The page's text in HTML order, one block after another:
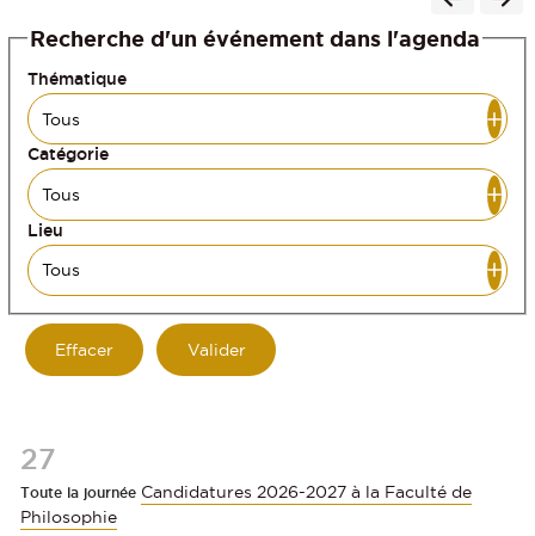
Recherche d'un événement dans l'agenda
Thématique
Catégorie
Lieu
27
Toute la journée Candidatures 2026-2027 à la Faculté de
Philosophie